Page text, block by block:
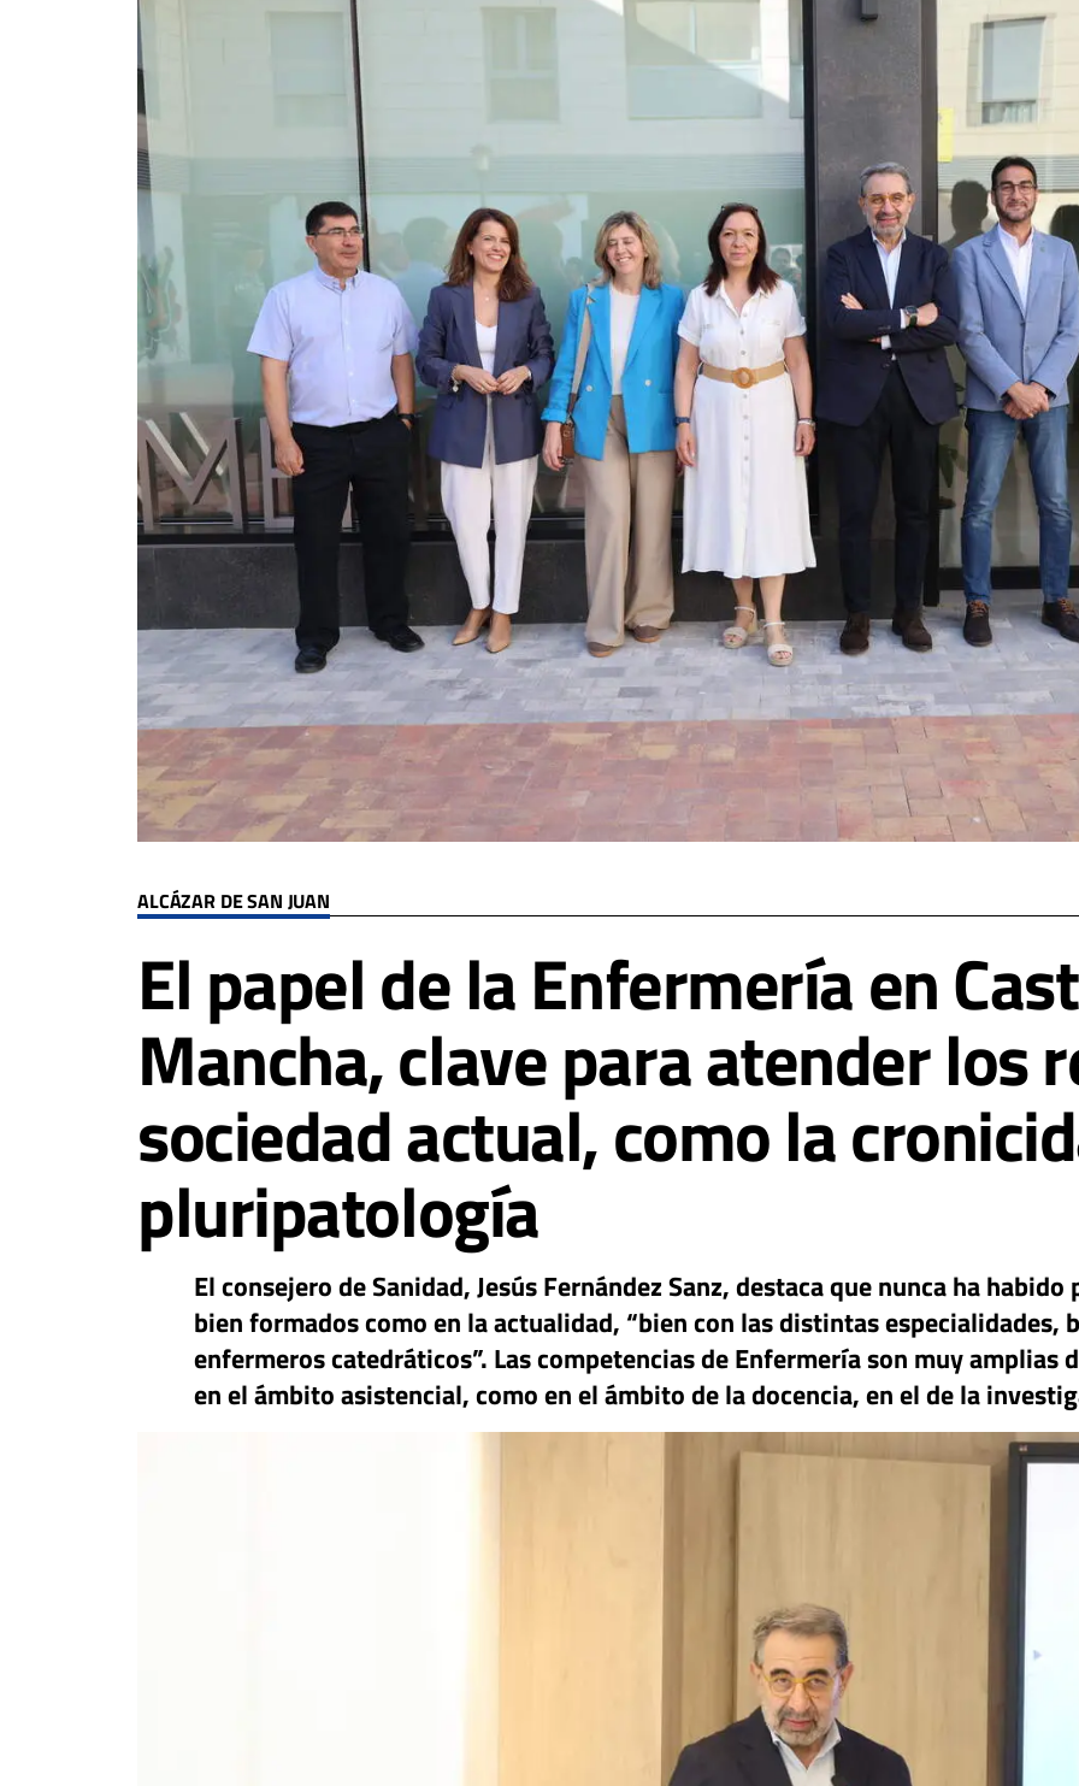
ALCÁZAR DE SAN JUAN
El papel de la Enfermería en
Mancha, clave para atender los
sociedad actual, como la
pluripatología
El consejero de Sanidad, Jesús Fernández Sanz, destaca que nunca ha
bien formados como en la actualidad, “bien con las distintas especialidades,
enfermeros catedráticos”. Las competencias de Enfermería son muy
en el ámbito asistencial, como en el ámbito de la docencia, en el de la